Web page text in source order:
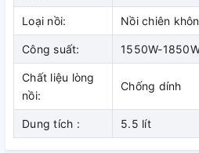
Lòng nồi bằng thép
chống dính dẫn
cháy khét, dễ dàng
sức khỏe
Xem thêm: 3 bước vệ sinh nồi
Loại nồi: Nồi chiên
Công suất: 1550W-
Chất liệu lòng
nồi:
Chống dính
Dung tích : 5.5 lít